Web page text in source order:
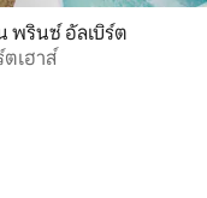
พรินซ์ อัลเบิร์ต
ตเฮาส์